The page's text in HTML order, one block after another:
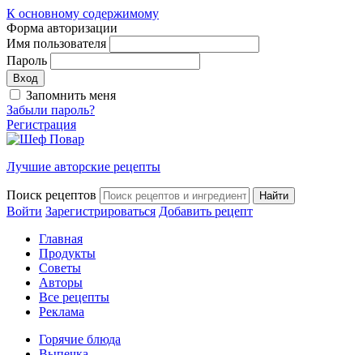
К основному содержимому
Форма авторизации
Имя пользователя
Пароль
Запомнить меня
Забыли пароль?
Регистрация
Лучшие авторские рецепты
Поиск рецептов
Войти Зарегистрироваться Добавить рецепт
Главная
Продукты
Советы
Авторы
Все рецепты
Реклама
Горячие блюда